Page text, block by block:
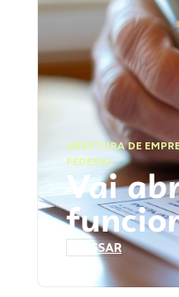
ABERTURA DE
FEDERAL
Vai
ACESSAR